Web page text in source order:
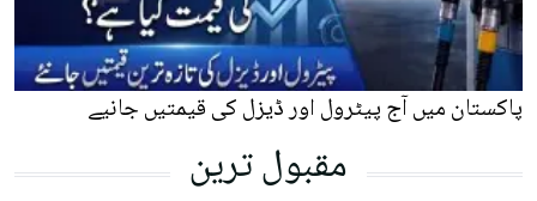
پاکستان میں آج پیٹرول اور ڈیزل کی قیمتیں جانیے
مقبول ترین